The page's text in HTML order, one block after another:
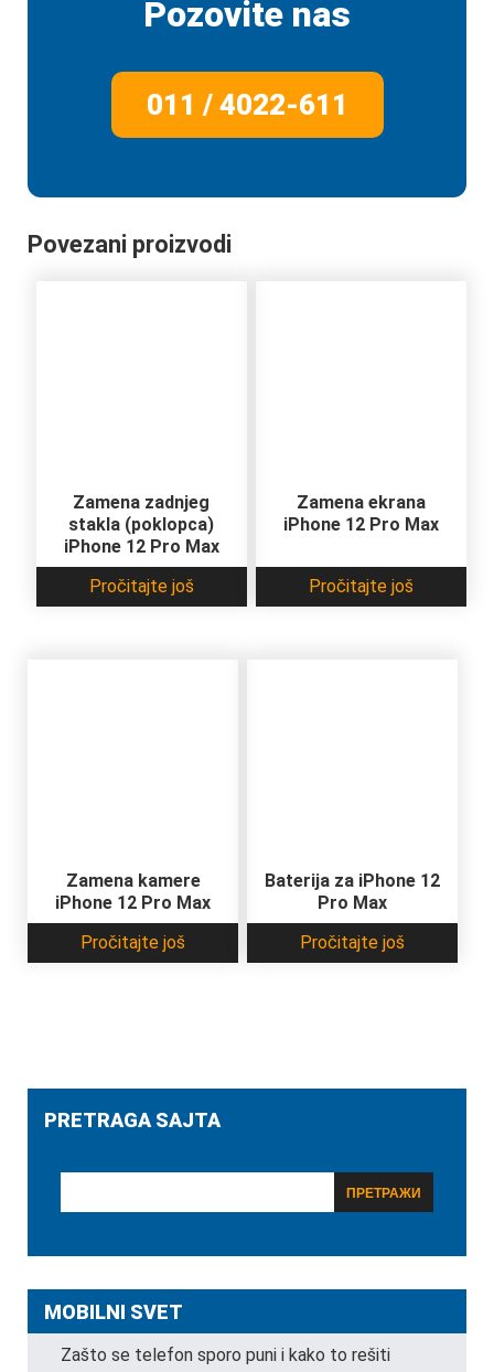
Pozovite nas
011 / 4022-611
Povezani proizvodi
Zamena zadnjeg
stakla (poklopca)
iPhone 12 Pro Max
Pročitajte još
Zamena ekrana
iPhone 12 Pro Max
Pročitajte još
Zamena kamere
iPhone 12 Pro Max
Pročitajte još
Baterija za iPhone 12
Pro Max
Pročitajte još
PRETRAGA SAJTA
MOBILNI SVET
Zašto se telefon sporo puni i kako to rešiti